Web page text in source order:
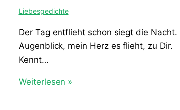
Liebesgedichte
Der Tag entflieht schon siegt die Nacht.
Augenblick, mein Herz es flieht, zu Dir.
Kennt…
Weiterlesen »